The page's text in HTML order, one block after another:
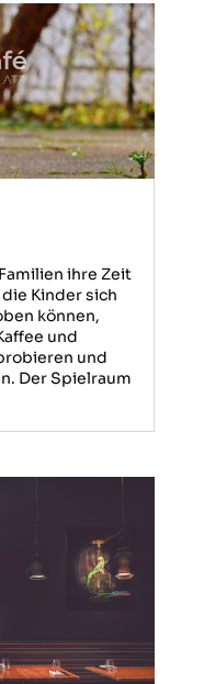
ihre Zeit
Kinder sich
können,
und
und
Der Spielraum